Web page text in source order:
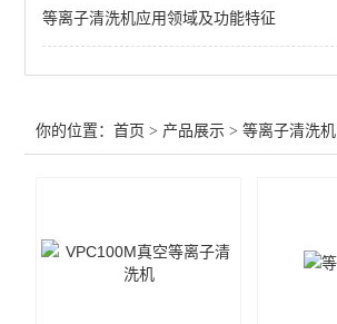
等离子清洗机应用领域及功能特征
你的位置：首页 > 产品展示 >等离子清洗机